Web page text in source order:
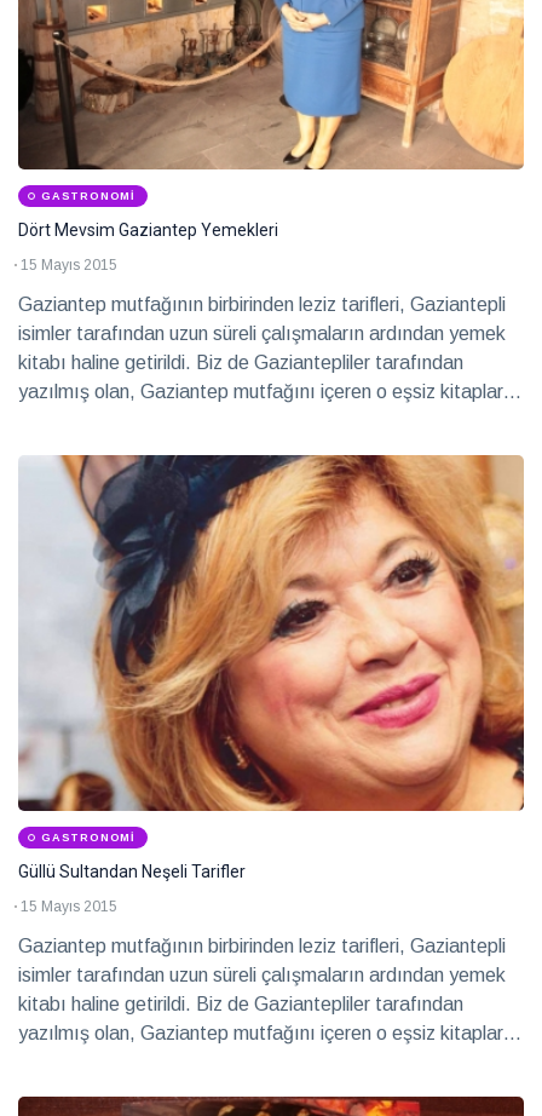
GASTRONOMI
Dört Mevsim Gaziantep Yemekleri
15 Mayıs 2015
Gaziantep mutfağının birbirinden leziz tarifleri, Gaziantepli
isimler tarafından uzun süreli çalışmaların ardından yemek
kitabı haline getirildi. Biz de Gaziantepliler tarafından
yazılmış olan, Gaziantep mutfağını içeren o eşsiz kitapları
GASTRONOMI
Güllü Sultandan Neşeli Tarifler
15 Mayıs 2015
Gaziantep mutfağının birbirinden leziz tarifleri, Gaziantepli
isimler tarafından uzun süreli çalışmaların ardından yemek
kitabı haline getirildi. Biz de Gaziantepliler tarafından
yazılmış olan, Gaziantep mutfağını içeren o eşsiz kitapları